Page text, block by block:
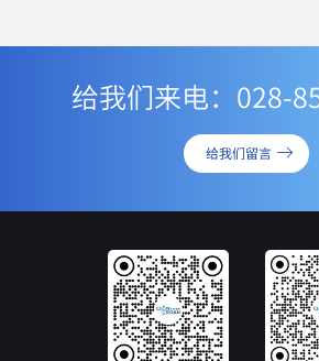
给我们来电：028-
给我们留言